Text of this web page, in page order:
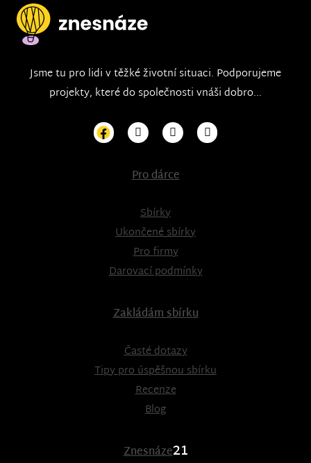
Jsme tu pro lidi v těžké životní situaci. Podporujeme
projekty, které do společnosti vnáši dobro...
Pro dárce
Sbírky
Ukončené sbírky
Pro firmy
Darovací podmínky
Zakládám sbírku
Časté dotazy
Tipy pro úspěšnou sbírku
Recenze
Blog
Znesnáze21